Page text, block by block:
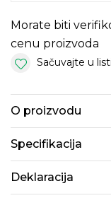
Morate biti
cenu proizvoda
Sačuvajte u
O proizvodu
Specifikacija
Deklaracija